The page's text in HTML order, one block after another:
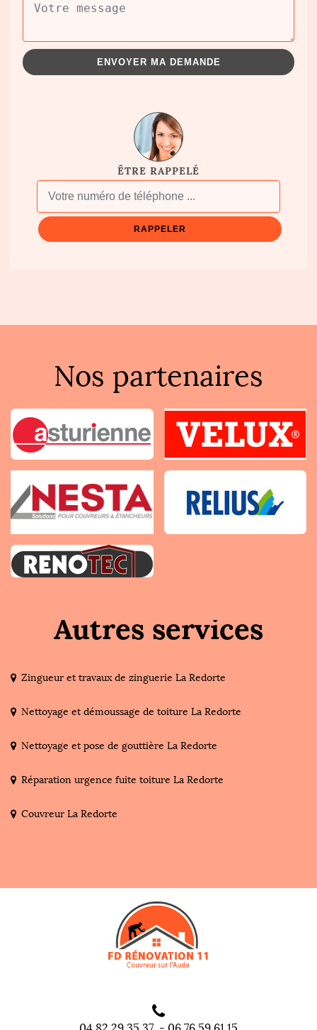
ÊTRE RAPPELÉ
Nos partenaires
Autres services
Zingueur et travaux de zinguerie La Redorte
Nettoyage et démoussage de toiture La Redorte
Nettoyage et pose de gouttière La Redorte
Réparation urgence fuite toiture La Redorte
Couvreur La Redorte